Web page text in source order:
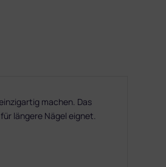
machen. Das
längere Nägel eignet.